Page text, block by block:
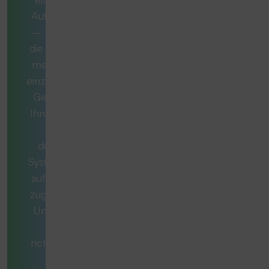
Aufgabe handelt
– manchmal ist
die ideale Lösung
mehr als nur ein
einzelnes Produkt.
Gemeinsam mit
Ihnen entwickeln
durchdachtes
System, das exakt
auf Ihren Bedarf
zugeschnitten ist.
Unsere Berater
richtigen Fragen,